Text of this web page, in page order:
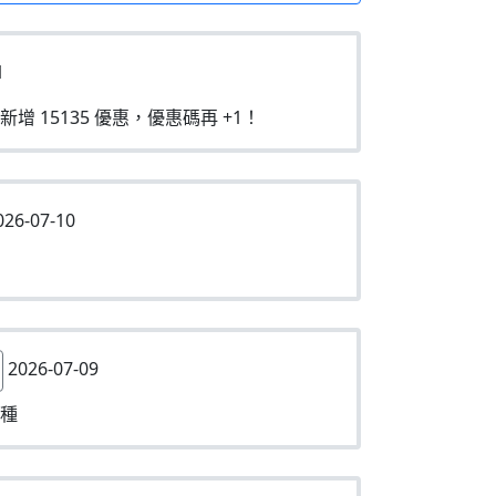
增 15135 優惠，優惠碼再 +1！
07-10
2026-07-09